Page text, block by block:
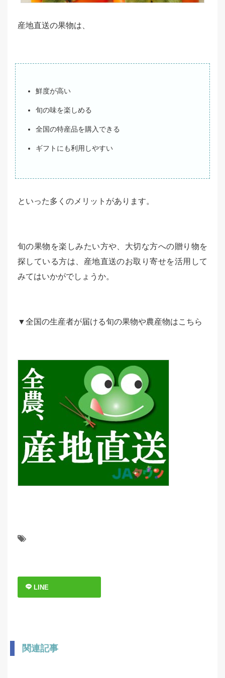
産地直送の果物は、
鮮度が高い
旬の味を楽しめる
全国の特産品を購入できる
ギフトにも利用しやすい
といった多くのメリットがあります。
旬の果物を楽しみたい方や、大切な方への贈り物を
探している方は、産地直送のお取り寄せを活用して
みてはいかがでしょうか。
▼全国の生産者が届ける旬の果物や農産物はこちら
LINE
関連記事